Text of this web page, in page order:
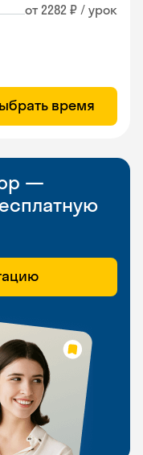
от 2282 ₽ / урок
время
—